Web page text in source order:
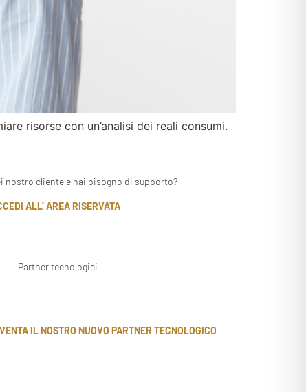
risorse con un’analisi dei reali consumi.
nostro cliente e hai bisogno di supporto?
ALL’ AREA RISERVATA
Partner tecnologici
IL NOSTRO NUOVO PARTNER TECNOLOGICO